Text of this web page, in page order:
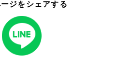
ジをシェアする